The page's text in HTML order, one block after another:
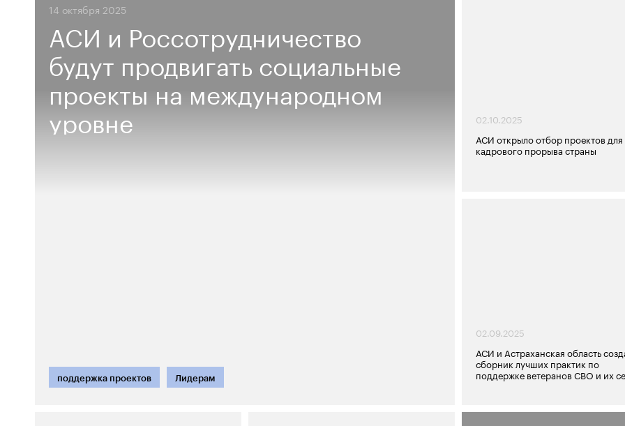
14 октября 2025
АСИ и Россотрудничество
будут продвигать социальные
проекты на международном
уровне
поддержка проектов Лидерам
02.10.2025
АСИ открыло отбор проектов для
кадрового прорыва страны
02.09.2025
АСИ и Астраханская область
сборник лучших практик по
поддержке ветеранов СВО и их